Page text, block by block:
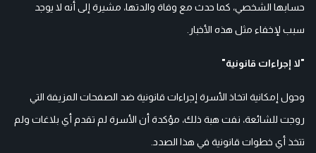
حسابها الشخصي، كما حدث مع وفاة والدتها، مشيرة إلى أنه لا يوجد
سبب لإخفاء مثل هذه الأخبار.
"لا إجراءات قانونية"
وحول إمكانية اتخاذ الأسرة إجراءات قانونية ضد الصفحات المزيفة التي
روجت للشائعة، نفت هبة ذلك، مؤكدة أن الأسرة لم تقدم أي بلاغات ولم
تتخذ أي خطوات قانونية في هذا الصدد.